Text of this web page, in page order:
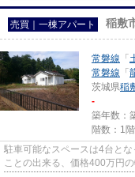
売買｜一棟アパート 稲敷
常磐線 「
常磐線 「
茨城県稲
-
築年数：
階数：1
駐車可能なスペースは4台と
ことの出来る、価格400万円の